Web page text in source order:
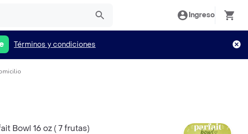
Ingreso
Términos y condiciones
Bowl 16 oz ( 7 frutas)